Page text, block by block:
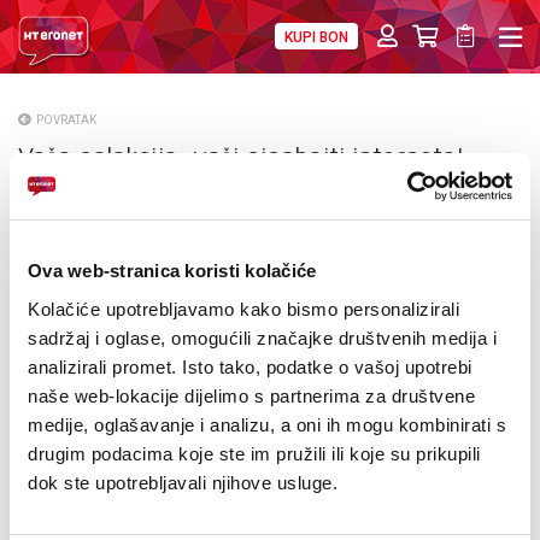
Ova web-stranica koristi kolačiće
Kolačiće upotrebljavamo kako bismo personalizirali
sadržaj i oglase, omogućili značajke društvenih medija i
analizirali promet. Isto tako, podatke o vašoj upotrebi
naše web-lokacije dijelimo s partnerima za društvene
medije, oglašavanje i analizu, a oni ih mogu kombinirati s
drugim podacima koje ste im pružili ili koje su prikupili
dok ste upotrebljavali njihove usluge.
KUPI BON
O NAMA
NATJEČAJI
VELEPRODAJA
KONTAKTI
MOJ PROFIL
E-RAČUN
POVRATAK
Vaša galaksija, vaši gigabajti interneta!